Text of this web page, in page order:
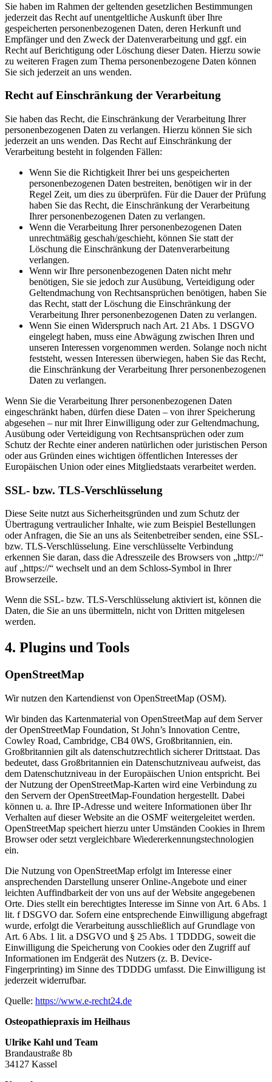
Sie haben im Rahmen der geltenden gesetzlichen Bestimmungen
jederzeit das Recht auf unentgeltliche Auskunft über Ihre
gespeicherten personenbezogenen Daten, deren Herkunft und
Empfänger und den Zweck der Datenverarbeitung und ggf. ein
Recht auf Berichtigung oder Löschung dieser Daten. Hierzu sowie
zu weiteren Fragen zum Thema personenbezogene Daten können
Sie sich jederzeit an uns wenden.
Recht auf Einschränkung der Verarbeitung
Sie haben das Recht, die Einschränkung der Verarbeitung Ihrer
personenbezogenen Daten zu verlangen. Hierzu können Sie sich
jederzeit an uns wenden. Das Recht auf Einschränkung der
Verarbeitung besteht in folgenden Fällen:
Wenn Sie die Richtigkeit Ihrer bei uns gespeicherten
personenbezogenen Daten bestreiten, benötigen wir in der
Regel Zeit, um dies zu überprüfen. Für die Dauer der Prüfung
haben Sie das Recht, die Einschränkung der Verarbeitung
Ihrer personenbezogenen Daten zu verlangen.
Wenn die Verarbeitung Ihrer personenbezogenen Daten
unrechtmäßig geschah/geschieht, können Sie statt der
Löschung die Einschränkung der Datenverarbeitung
verlangen.
Wenn wir Ihre personenbezogenen Daten nicht mehr
benötigen, Sie sie jedoch zur Ausübung, Verteidigung oder
Geltendmachung von Rechtsansprüchen benötigen, haben Sie
das Recht, statt der Löschung die Einschränkung der
Verarbeitung Ihrer personenbezogenen Daten zu verlangen.
Wenn Sie einen Widerspruch nach Art. 21 Abs. 1 DSGVO
eingelegt haben, muss eine Abwägung zwischen Ihren und
unseren Interessen vorgenommen werden. Solange noch nicht
feststeht, wessen Interessen überwiegen, haben Sie das Recht,
die Einschränkung der Verarbeitung Ihrer personenbezogenen
Daten zu verlangen.
Wenn Sie die Verarbeitung Ihrer personenbezogenen Daten
eingeschränkt haben, dürfen diese Daten – von ihrer Speicherung
abgesehen – nur mit Ihrer Einwilligung oder zur Geltendmachung,
Ausübung oder Verteidigung von Rechtsansprüchen oder zum
Schutz der Rechte einer anderen natürlichen oder juristischen Person
oder aus Gründen eines wichtigen öffentlichen Interesses der
Europäischen Union oder eines Mitgliedstaats verarbeitet werden.
SSL- bzw. TLS-Verschlüsselung
Diese Seite nutzt aus Sicherheitsgründen und zum Schutz der
Übertragung vertraulicher Inhalte, wie zum Beispiel Bestellungen
oder Anfragen, die Sie an uns als Seitenbetreiber senden, eine SSL-
bzw. TLS-Verschlüsselung. Eine verschlüsselte Verbindung
erkennen Sie daran, dass die Adresszeile des Browsers von „http://“
auf „https://“ wechselt und an dem Schloss-Symbol in Ihrer
Browserzeile.
Wenn die SSL- bzw. TLS-Verschlüsselung aktiviert ist, können die
Daten, die Sie an uns übermitteln, nicht von Dritten mitgelesen
werden.
4. Plugins und Tools
OpenStreetMap
Wir nutzen den Kartendienst von OpenStreetMap (OSM).
Wir binden das Kartenmaterial von OpenStreetMap auf dem Server
der OpenStreetMap Foundation, St John’s Innovation Centre,
Cowley Road, Cambridge, CB4 0WS, Großbritannien, ein.
Großbritannien gilt als datenschutzrechtlich sicherer Drittstaat. Das
bedeutet, dass Großbritannien ein Datenschutzniveau aufweist, das
dem Datenschutzniveau in der Europäischen Union entspricht. Bei
der Nutzung der OpenStreetMap-Karten wird eine Verbindung zu
den Servern der OpenStreetMap-Foundation hergestellt. Dabei
können u. a. Ihre IP-Adresse und weitere Informationen über Ihr
Verhalten auf dieser Website an die OSMF weitergeleitet werden.
OpenStreetMap speichert hierzu unter Umständen Cookies in Ihrem
Browser oder setzt vergleichbare Wiedererkennungstechnologien
ein.
Die Nutzung von OpenStreetMap erfolgt im Interesse einer
ansprechenden Darstellung unserer Online-Angebote und einer
leichten Auffindbarkeit der von uns auf der Website angegebenen
Orte. Dies stellt ein berechtigtes Interesse im Sinne von Art. 6 Abs. 1
lit. f DSGVO dar. Sofern eine entsprechende Einwilligung abgefragt
wurde, erfolgt die Verarbeitung ausschließlich auf Grundlage von
Art. 6 Abs. 1 lit. a DSGVO und § 25 Abs. 1 TDDDG, soweit die
Einwilligung die Speicherung von Cookies oder den Zugriff auf
Informationen im Endgerät des Nutzers (z. B. Device-
Fingerprinting) im Sinne des TDDDG umfasst. Die Einwilligung ist
jederzeit widerrufbar.
Quelle: https://www.e-recht24.de
Osteopathiepraxis im Heilhaus
Ulrike Kahl und Team
Brandaustraße 8b
34127 Kassel